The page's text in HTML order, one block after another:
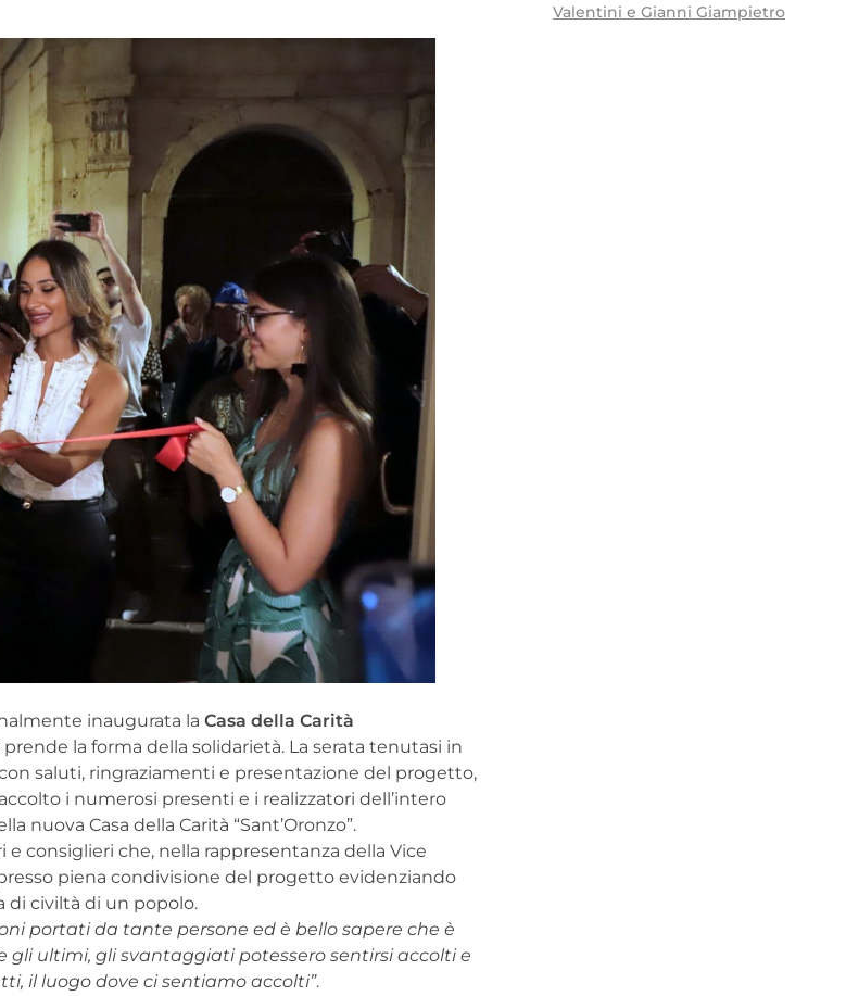
inaugurata laCasa della Carità
la forma della solidarietà. La serata tenutasi in
saluti, ringraziamenti e presentazione del progetto,
i numerosi presenti e i realizzatori dell’intero
nuova Casa della Carità “Sant’Oronzo”.
e consiglieri che, nella rappresentanza della Vice
piena condivisione del progetto evidenziando
di civiltà di un popolo.
portati da tante persone ed è bello sapere che è
gli ultimi, gli svantaggiati potessero sentirsi accolti e
il luogo dove ci sentiamo accolti”.
Valentini e Gianni Giampietro